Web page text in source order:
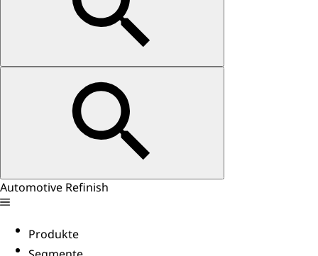
Automotive Refinish
Produkte